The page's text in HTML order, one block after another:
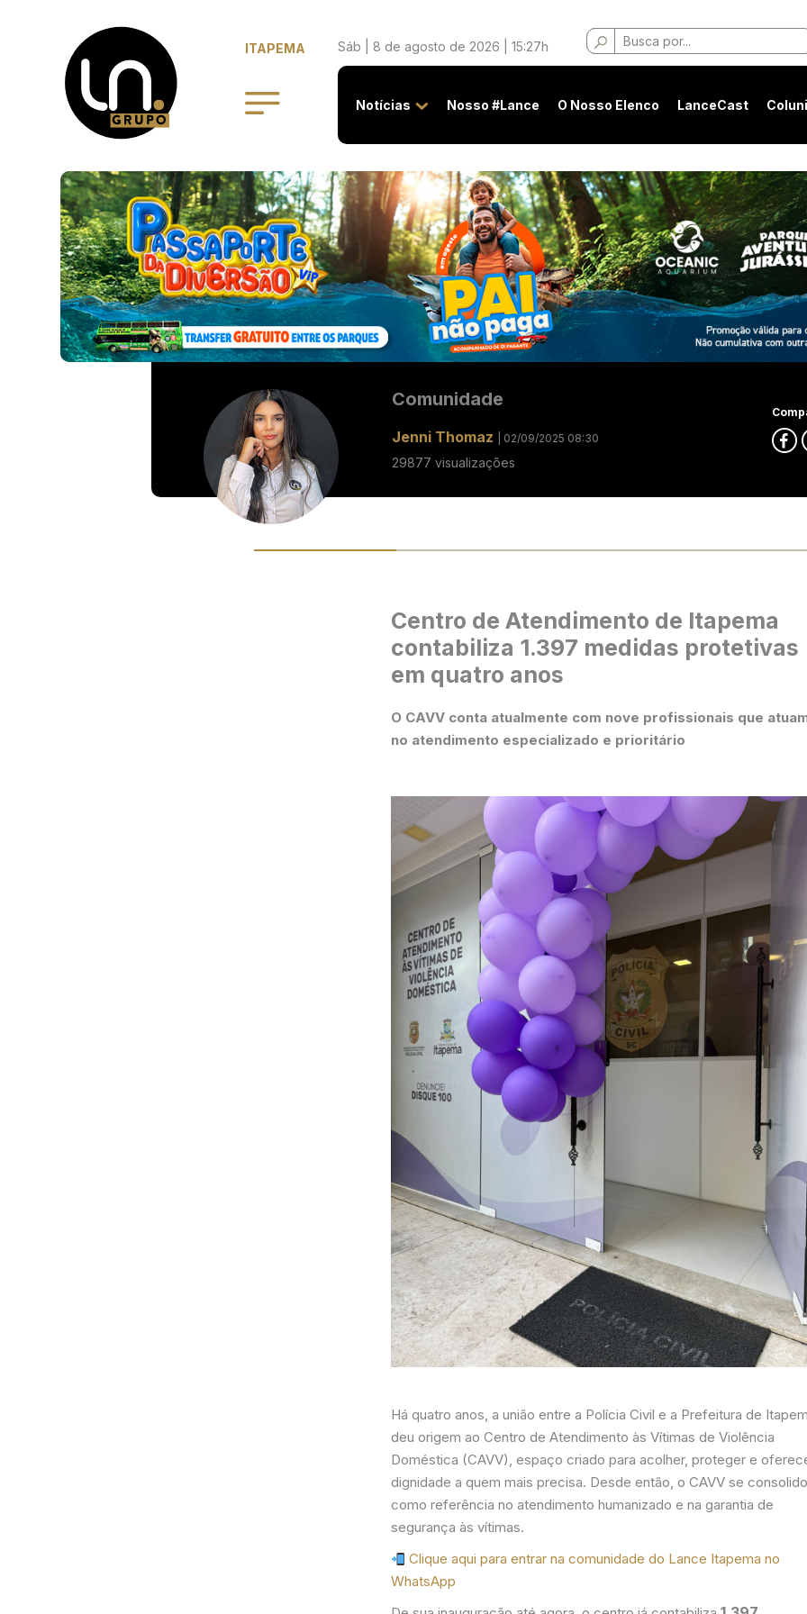
ITAPEMA Sáb | 8 de agosto de 2026 | 15:27h
Buscar
por:
Notícias Nosso #Lance O Nosso Elenco LanceCast
Comunidade
Jenni Thomaz | 02/09/2025 08:30
29877 visualizações
Centro de Atendimento de Itapema
contabiliza 1.397 medidas protetivas
em quatro anos
O CAVV conta atualmente com nove profissionais que
no atendimento especializado e prioritário
Há quatro anos, a união entre a Polícia Civil e a Prefeitura de
deu origem ao Centro de Atendimento às Vítimas de Violência
Doméstica (CAVV), espaço criado para acolher, proteger e
dignidade a quem mais precisa. Desde então, o CAVV se
como referência no atendimento humanizado e na garantia de
segurança às vítimas.
Clique aqui para entrar na comunidade do Lance Itapema no
WhatsApp